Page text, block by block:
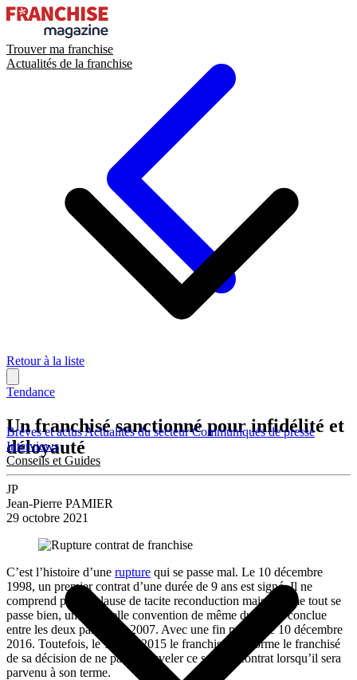
Trouver ma franchise
Actualités de la franchise
Brèves et actusActualités du secteurCommuniqués de presse
Interviews
Conseils et Guides
Retour à la liste
Tendance
Un franchisé sanctionné pour infidélité et
déloyauté
JP
Jean-Pierre PAMIER
29 octobre 2021
C’est l’histoire d’une rupture qui se passe mal. Le 10 décembre
1998, un premier contrat d’une durée de 9 ans est signé. Il ne
comprend pas de clause de tacite reconduction mais comme tout se
passe bien, une nouvelle convention de même durée est conclue
entre les deux parties en 2007. Avec une fin prévue le 10 décembre
2016. Toutefois, le 15 mai 2015 le franchiseur informe le franchisé
de sa décision de ne pas renouveler ce second contrat lorsqu’il sera
parvenu à son terme.